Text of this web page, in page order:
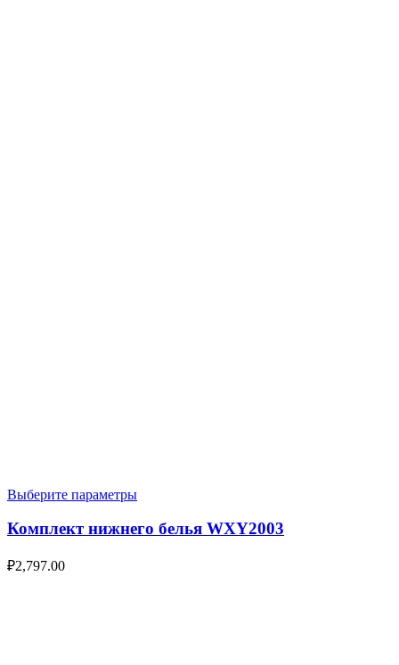
Выберите параметры
Комплект нижнего белья WXY2003
₽2,797.00